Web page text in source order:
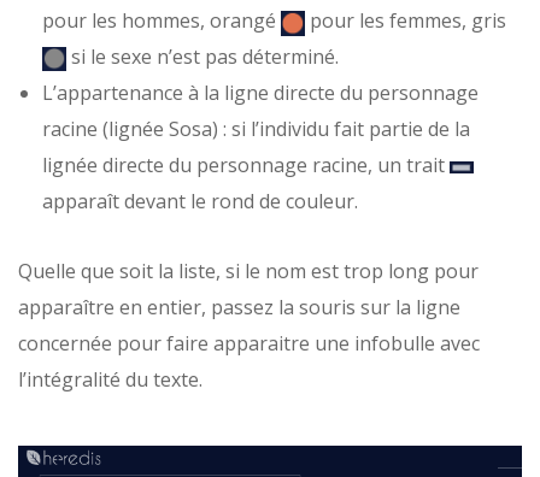
pour les hommes, orangé
pour les femmes, gris
si le sexe n’est pas déterminé.
L’appartenance à la ligne directe du personnage
racine (lignée Sosa) : si l’individu fait partie de la
lignée directe du personnage racine, un trait
apparaît devant le rond de couleur.
Quelle que soit la liste, si le nom est trop long pour
apparaître en entier, passez la souris sur la ligne
concernée pour faire apparaitre une infobulle avec
l’intégralité du texte.